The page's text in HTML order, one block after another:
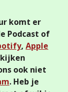
komt er
Podcast of
, Apple
ook niet
. Heb je